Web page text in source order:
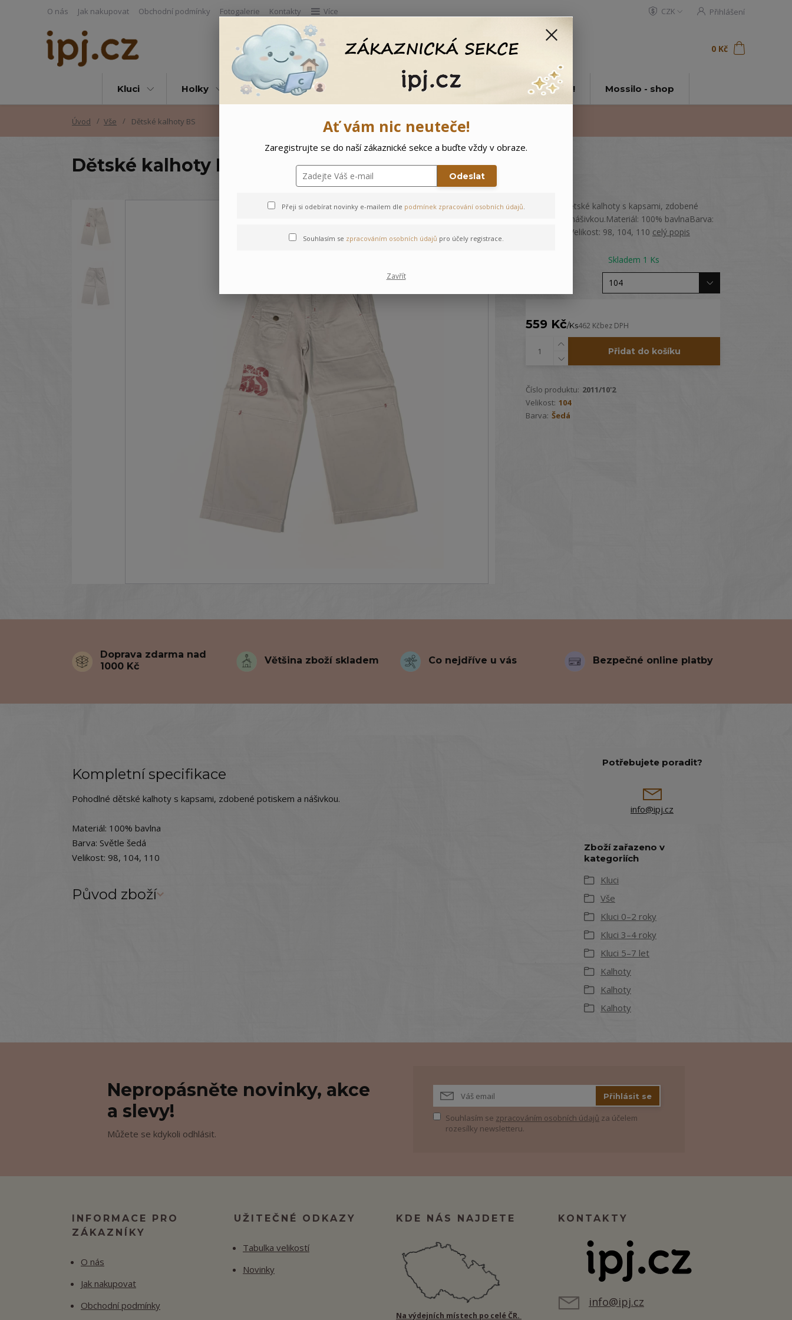
O nás Jak nakupovat Obchodní podmínky Fotogalerie Kontakty Více CZK Přihlášení
Hledat 0 Kč
Kluci Holky Vše Doprodej Ostatní 🌲 Vítejte ve světě Mossilo! Mossilo - shop
Úvod Vše Dětské kalhoty BS
Dětské kalhoty BS
Pohodlné dětské kalhoty s kapsami, zdobené
potiskem a nášivkou.Materiál: 100% bavlnaBarva:
Světle šedáVelikost: 98, 104, 110 celý popis
Skladem 1 Ks
559 Kč/Ks462 Kčbez DPH
Přidat do košíku
Číslo produktu: 2011/10'2
Velikost: 104
Barva: Šedá
Doprava zdarma nad
1000 Kč
Většina zboží skladem Co nejdříve u vás Bezpečné online platby
Kompletní specifikace
Pohodlné dětské kalhoty s kapsami, zdobené potiskem a nášivkou.
Materiál: 100% bavlna
Barva: Světle šedá
Velikost: 98, 104, 110
Původ zboží
Potřebujete poradit?
info@ipj.cz
Zboží zařazeno v
kategoriích
Kluci
Vše
Kluci 0–2 roky
Kluci 3–4 roky
Kluci 5–7 let
Kalhoty
Kalhoty
Kalhoty
Nepropásněte novinky, akce
a slevy!
Můžete se kdykoli odhlásit.
Přihlásit se
Souhlasím se zpracováním osobních údajů za účelem
rozesílky newsletteru.
INFORMACE PRO
ZÁKAZNÍKY
O nás
Jak nakupovat
Obchodní podmínky
UŽITEČNÉ ODKAZY
Tabulka velikostí
Novinky
KDE NÁS NAJDETE
Na výdejních místech po celé ČR.
KONTAKTY
info@ipj.cz
Ať vám nic neuteče!
Zaregistrujte se do naší zákaznické sekce a buďte vždy v obraze.
Odeslat
Přeji si odebírat novinky e-mailem dle podmínek zpracování osobních údajů.
Souhlasím se zpracováním osobních údajů pro účely registrace.
Zavřít